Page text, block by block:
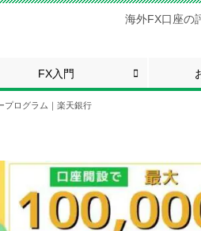
海外FX口座の
FX入門
プログラム｜楽天銀行